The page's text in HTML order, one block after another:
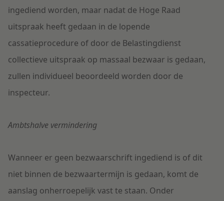
ingediend worden, maar nadat de Hoge Raad
uitspraak heeft gedaan in de lopende
cassatieprocedure of door de Belastingdienst
collectieve uitspraak op massaal bezwaar is gedaan,
zullen individueel beoordeeld worden door de
inspecteur.
Ambtshalve vermindering
Wanneer er geen bezwaarschrift ingediend is of dit
niet binnen de bezwaartermijn is gedaan, komt de
aanslag onherroepelijk vast te staan. Onder